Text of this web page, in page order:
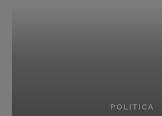
POLITICA